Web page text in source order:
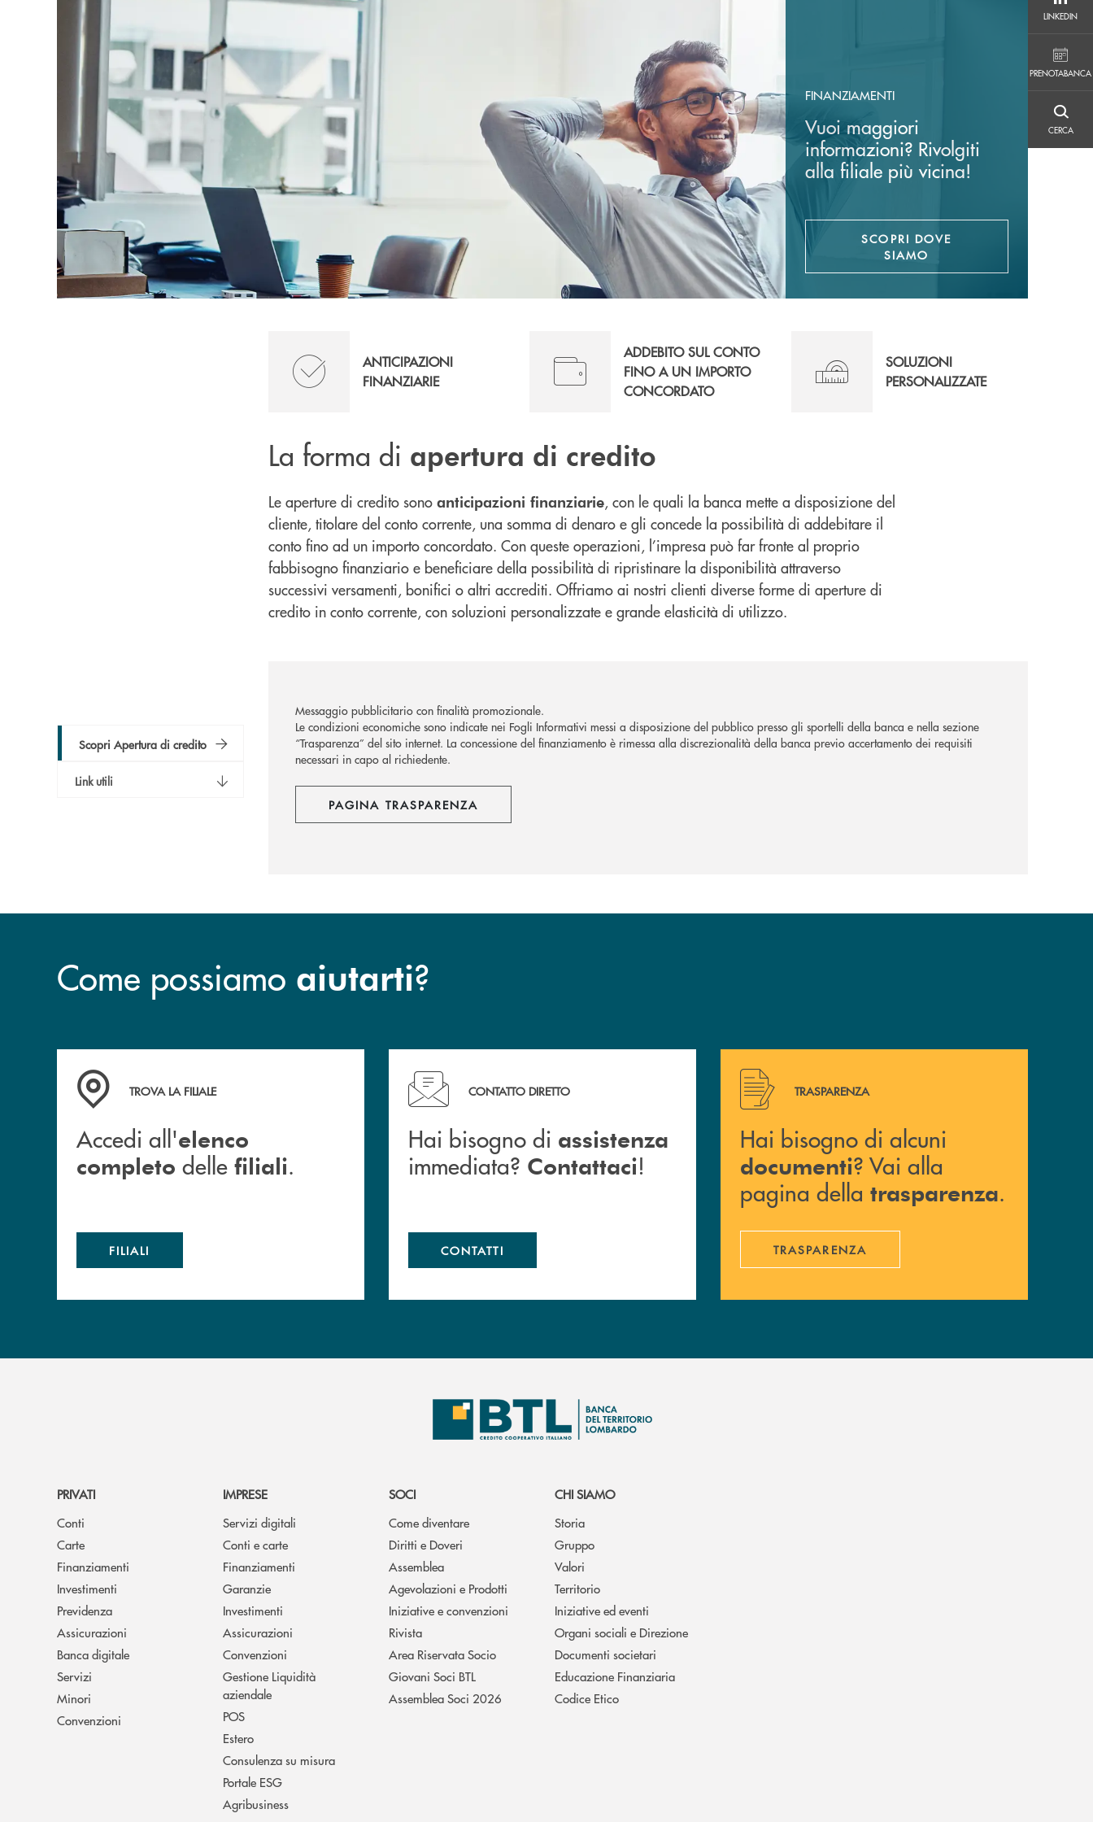
LINKEDIN
PRENOTABANCA
CERCA
FINANZIAMENTI
Vuoi maggiori
informazioni? Rivolgiti
alla filiale più vicina!
SCOPRI DOVE
SIAMO
Scopri Apertura di credito
Link utili
ANTICIPAZIONI
FINANZIARIE
ADDEBITO SUL CONTO
FINO A UN IMPORTO
CONCORDATO
SOLUZIONI
PERSONALIZZATE
La forma di apertura di credito
Le aperture di credito sono anticipazioni finanziarie, con le quali la banca mette a disposizione del
cliente, titolare del conto corrente, una somma di denaro e gli concede la possibilità di addebitare il
conto fino ad un importo concordato. Con queste operazioni, l’impresa può far fronte al proprio
fabbisogno finanziario e beneficiare della possibilità di ripristinare la disponibilità attraverso
successivi versamenti, bonifici o altri accrediti. Offriamo ai nostri clienti diverse forme di aperture di
credito in conto corrente, con soluzioni personalizzate e grande elasticità di utilizzo.
Messaggio pubblicitario con finalità promozionale.
Le condizioni economiche sono indicate nei Fogli Informativi messi a disposizione del pubblico presso gli sportelli della banca e nella sezione
“Trasparenza” del sito internet. La concessione del finanziamento è rimessa alla discrezionalità della banca previo accertamento dei requisiti
necessari in capo al richiedente.
PAGINA TRASPARENZA
Come possiamo aiutarti?
Accedi all' elenco completo delle filiali .
TROVA LA FILIALE
Accedi all'elenco
completo delle filiali.
FILIALI
Hai bisogno di assistenza immediata? Contattaci !
CONTATTO DIRETTO
Hai bisogno di assistenza
immediata? Contattaci!
CONTATTI
Hai bisogno di alcuni documenti ? Vai alla pagina della
TRASPARENZA
Hai bisogno di alcuni
documenti? Vai alla
pagina della trasparenza.
TRASPARENZA
PRIVATI
Conti
Carte
Finanziamenti
Investimenti
Previdenza
Assicurazioni
Banca digitale
Servizi
Minori
Convenzioni
IMPRESE
Servizi digitali
Conti e carte
Finanziamenti
Garanzie
Investimenti
Assicurazioni
Convenzioni
Gestione Liquidità
aziendale
POS
Estero
Consulenza su misura
Portale ESG
Agribusiness
SOCI
Come diventare
Diritti e Doveri
Assemblea
Agevolazioni e Prodotti
Iniziative e convenzioni
Rivista
Area Riservata Socio
Giovani Soci BTL
Assemblea Soci 2026
CHI SIAMO
Storia
Gruppo
Valori
Territorio
Iniziative ed eventi
Organi sociali e Direzione
Documenti societari
Educazione Finanziaria
Codice Etico